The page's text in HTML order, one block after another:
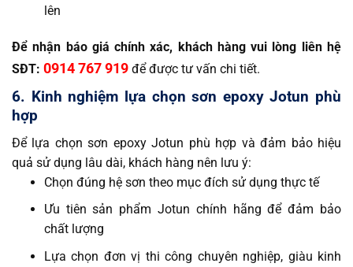
lên
Để nhận báo giá chính xác, khách hàng vui lòng liên hệ
SĐT: 0914 767 919 để được tư vấn chi tiết.
6. Kinh nghiệm lựa chọn sơn epoxy Jotun phù
hợp
Để lựa chọn sơn epoxy Jotun phù hợp và đảm bảo hiệu
quả sử dụng lâu dài, khách hàng nên lưu ý:
Chọn đúng hệ sơn theo mục đích sử dụng thực tế
Ưu tiên sản phẩm Jotun chính hãng để đảm bảo
chất lượng
Lựa chọn đơn vị thi công chuyên nghiệp, giàu kinh